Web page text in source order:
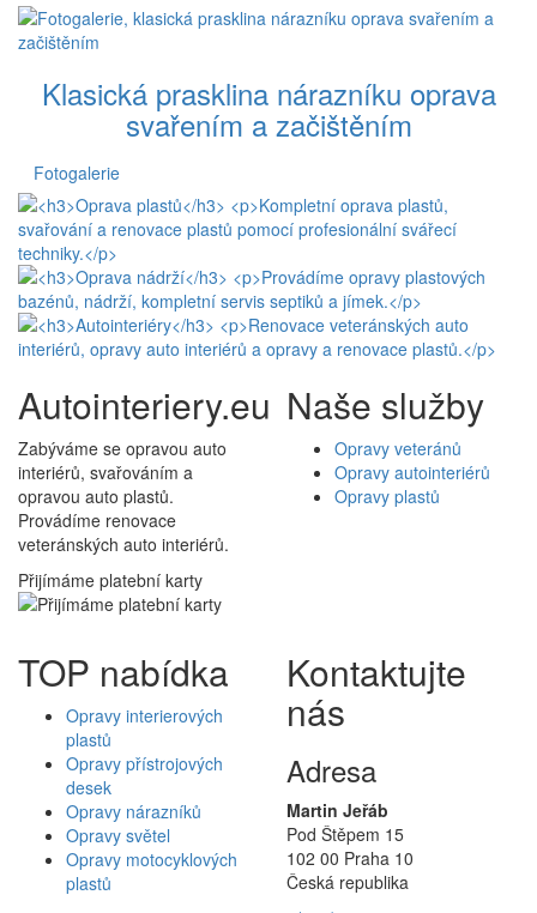
Klasická prasklina nárazníku oprava
svařením a začištěním
Fotogalerie
Autointeriery.eu
Zabýváme se opravou auto
interiérů, svařováním a
opravou auto plastů.
Provádíme renovace
veteránských auto interiérů.
Přijímáme platební karty
Naše služby
Opravy veteránů
Opravy autointeriérů
Opravy plastů
TOP nabídka
Opravy interierových
plastů
Opravy přístrojových
desek
Opravy nárazníků
Opravy světel
Opravy motocyklových
plastů
Kontaktujte
nás
Adresa
Martin Jeřáb
Pod Štěpem 15
102 00 Praha 10
Česká republika